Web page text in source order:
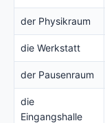
der Physikraum
die Werkstatt
der Pausenraum
die
Eingangshalle